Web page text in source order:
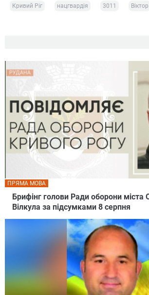
Кривий Ріг нацгвардія 3011 Віктор
Брифінг голови Ради оборони міста
Вілкула за підсумками 8 серпня
ПРЯМА МОВА